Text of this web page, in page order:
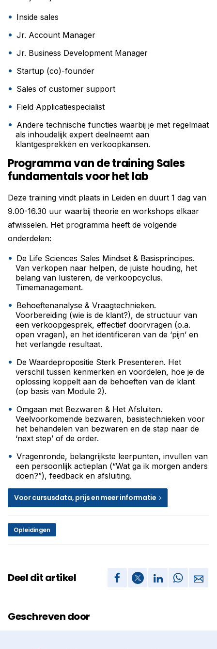
Inside sales
Jr. Account Manager
Jr. Business Development Manager
Startup (co)-founder
Sales of customer support
Field Applicatiespecialist
Andere technische functies waarbij je met regelmaat
als inhoudelijk expert deelneemt aan
klantgesprekken en verkoopkansen.
Programma van de training Sales
fundamentals voor het lab
Deze training vindt plaats in Leiden en duurt 1 dag van
9.00-16.30 uur waarbij theorie en workshops elkaar
afwisselen. Het programma heeft de volgende
onderdelen:
De Life Sciences Sales Mindset & Basisprincipes.
Van verkopen naar helpen, de juiste houding, het
belang van luisteren, de verkoopcyclus.
Timemanagement.
Behoeftenanalyse & Vraagtechnieken.
Voorbereiding (wie is de klant?), de structuur van
een verkoopgesprek, effectief doorvragen (o.a.
open vragen), en het identificeren van de ‘pijn’ en
het verlangde resultaat.
De Waardepropositie Sterk Presenteren. Het
verschil tussen kenmerken en voordelen, hoe je de
oplossing koppelt aan de behoeften van de klant
(op basis van Module 2).
Omgaan met Bezwaren & Het Afsluiten.
Veelvoorkomende bezwaren, basistechnieken voor
het behandelen van bezwaren en de stap naar de
‘next step’ of de order.
Vragenronde, belangrijkste leerpunten, invullen van
een persoonlijk actieplan (“Wat ga ik morgen anders
doen?”), feedback en afsluiting.
Voor cursusdata, prijs en meer informatie
Opleidingen
Deel dit artikel
Geschreven door